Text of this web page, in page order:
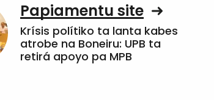
Papiamentu site
Krísis polítiko ta lanta kabes
atrobe na Boneiru: UPB ta
retirá apoyo pa MPB